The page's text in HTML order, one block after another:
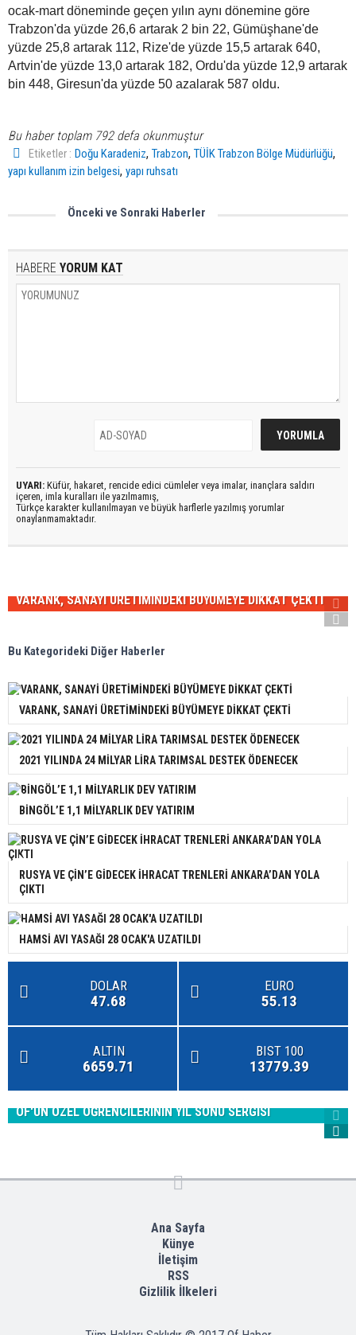
ocak-mart döneminde geçen yılın aynı dönemine göre
Trabzon'da yüzde 26,6 artarak 2 bin 22, Gümüşhane'de
yüzde 25,8 artarak 112, Rize'de yüzde 15,5 artarak 640,
Artvin'de yüzde 13,0 artarak 182, Ordu'da yüzde 12,9 artarak
bin 448, Giresun'da yüzde 50 azalarak 587 oldu.
Bu haber toplam 792 defa okunmuştur
Etiketler : Doğu Karadeniz,Trabzon,TÜİK Trabzon Bölge Müdürlüğü,
yapı kullanım izin belgesi, yapı ruhsatı
Önceki ve Sonraki Haberler
Trabzonspor'da Sezonun Öne
Akçaabat'ta Denize Düşen
HABERE YORUM KAT
UYARI: Küfür, hakaret, rencide edici cümleler veya imalar, inançlara saldırı
içeren, imla kuralları ile yazılmamış,
Türkçe karakter kullanılmayan ve büyük harflerle yazılmış yorumlar
onaylanmamaktadır.
VARANK, SANAYİ ÜRETİMİNDEKİ BÜYÜMEYE DİKKAT ÇEKTİ
Bu Kategorideki Diğer Haberler
VARANK, SANAYİ ÜRETİMİNDEKİ BÜYÜMEYE DİKKAT ÇEKTİ
2021 YILINDA 24 MİLYAR LİRA TARIMSAL DESTEK ÖDENECEK
BİNGÖL’E 1,1 MİLYARLIK DEV YATIRIM
RUSYA VE ÇİN’E GİDECEK İHRACAT TRENLERİ ANKARA’DAN YOLA
ÇIKTI
HAMSİ AVI YASAĞI 28 OCAK'A UZATILDI
DOLAR
47.68
EURO
55.13
ALTIN
6659.71
BIST 100
13779.39
OF'UN ÖZEL ÖĞRENCİLERİNİN YIL SONU SERGİSİ
Ana Sayfa
Künye
İletişim
RSS
Gizlilik İlkeleri